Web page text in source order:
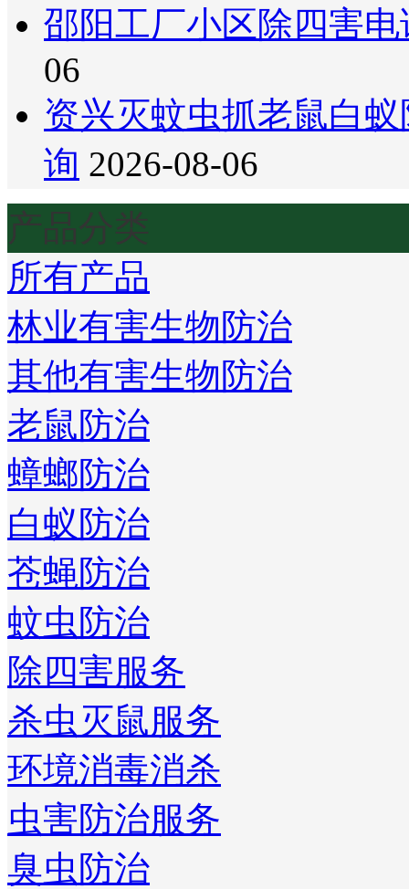
邵阳工厂小区除四害
06
资兴灭蚊虫抓老鼠白
询 2026-08-06
产品分类
所有产品
林业有害生物防治
其他有害生物防治
老鼠防治
蟑螂防治
白蚁防治
苍蝇防治
蚊虫防治
除四害服务
杀虫灭鼠服务
环境消毒消杀
虫害防治服务
臭虫防治